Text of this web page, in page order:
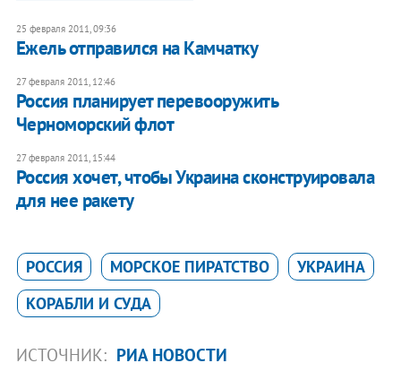
25 февраля 2011, 09:36
Ежель отправился на Камчатку
27 февраля 2011, 12:46
Россия планирует перевооружить
Черноморский флот
27 февраля 2011, 15:44
Россия хочет, чтобы Украина сконструировала
для нее ракету
РОССИЯ МОРСКОЕ ПИРАТСТВО
УКРАИНА
КОРАБЛИ И СУДА
ИСТОЧНИК: РИА НОВОСТИ